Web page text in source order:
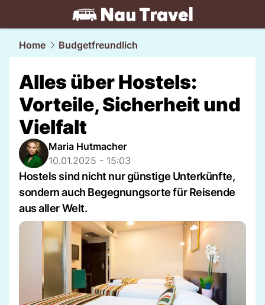
travel.NAU.ch
Home Budgetfreundlich
Alles über Hostels:
Vorteile, Sicherheit und
Vielfalt
Maria Hutmacher
10.01.2025 - 15:03
Hostels sind nicht nur günstige Unterkünfte,
sondern auch Begegnungsorte für Reisende
aus aller Welt.